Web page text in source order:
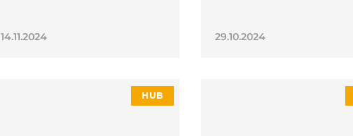
14.11.2024 29.10.2024
HUB